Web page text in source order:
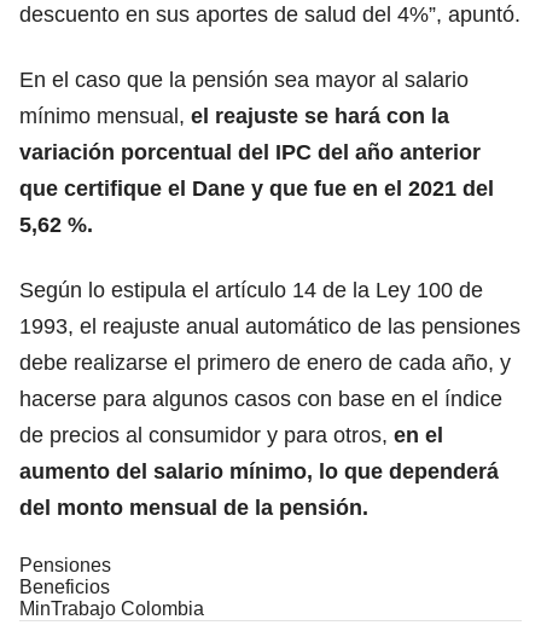
descuento en sus aportes de salud del 4%”, apuntó.
En el caso que la pensión sea mayor al salario
mínimo mensual, el reajuste se hará con la
variación porcentual del IPC del año anterior
que certifique el Dane y que fue en el 2021 del
5,62 %.
Según lo estipula el artículo 14 de la Ley 100 de
1993, el reajuste anual automático de las pensiones
debe realizarse el primero de enero de cada año, y
hacerse para algunos casos con base en el índice
de precios al consumidor y para otros, en el
aumento del salario mínimo, lo que dependerá
del monto mensual de la pensión.
Pensiones
Beneficios
MinTrabajo Colombia